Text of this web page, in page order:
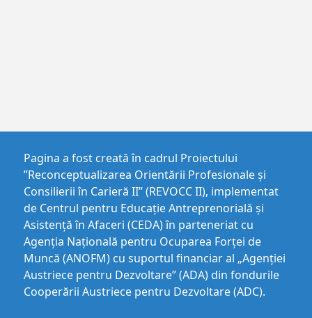
Pagina a fost creată în cadrul Proiectului
”Reconceptualizarea Orientării Profesionale și
Consilierii în Carieră II” (REVOCC II), implementat
de Centrul pentru Educaţie Antreprenorială şi
Asistenţă în Afaceri (CEDA) în parteneriat cu
Agenția Națională pentru Ocuparea Forței de
Muncă (ANOFM) cu suportul financiar al „Agenției
Austriece pentru Dezvoltare” (ADA) din fondurile
Cooperării Austriece pentru Dezvoltare (ADC).